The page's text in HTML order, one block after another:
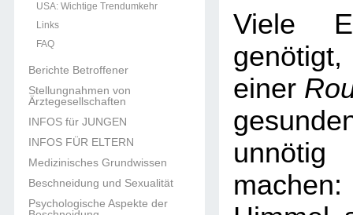
USA: Wichtige Trendumkehr
Links
FAQ
Berichte Betroffener
Stellungnahmen von
Ärztegesellschaften
INFOS für JUNGEN
INFOS FÜR ELTERN
Medizinisches Grundwissen
Beschneidung und Sexualität
Psychologische Aspekte der
Viele
einer